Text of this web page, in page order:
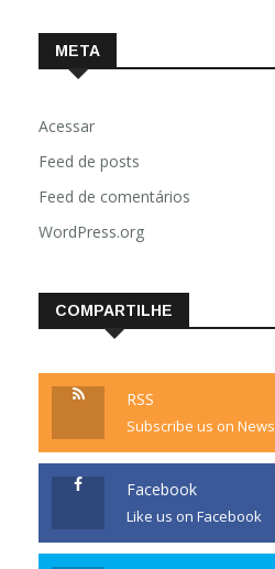
META
Acessar
Feed de posts
Feed de comentários
WordPress.org
COMPARTILHE
RSS
Subscribe us on News
Facebook
Like us on Facebook